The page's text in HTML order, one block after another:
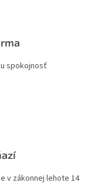
spokojnosť
v zákonnej lehote 14